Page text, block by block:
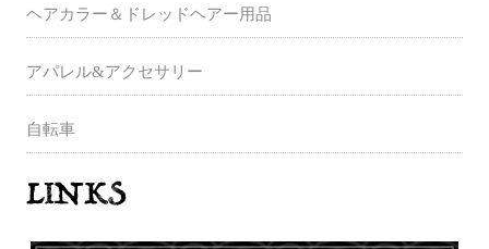
ヘアカラー＆ドレッドヘアー用品
アパレル&アクセサリー
自転車